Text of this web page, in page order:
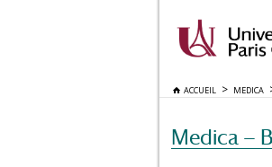
ACCUEIL MEDICA
Medica —